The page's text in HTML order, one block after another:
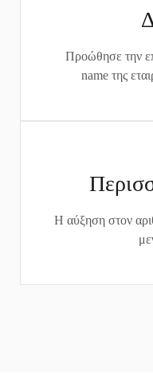
Προώθησε την
name της
Η αύξηση στον